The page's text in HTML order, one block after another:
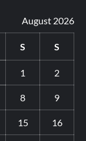
August 2026
S S
1 2
8 9
15 16